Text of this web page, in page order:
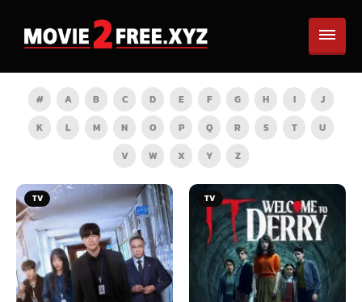
# A B C D E F G H I
J
K
L M N O P Q R S T
U
V
W X Y Z
TV